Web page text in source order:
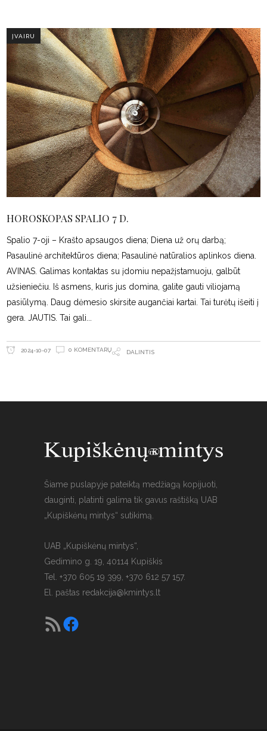
ĮVAIRU
HOROSKOPAS SPALIO 7 D.
Spalio 7-oji – Krašto apsaugos diena; Diena už orų darbą;
Pasaulinė architektūros diena; Pasaulinė natūralios aplinkos diena.
AVINAS. Galimas kontaktas su įdomiu nepažįstamuoju, galbūt
užsieniečiu. Iš asmens, kuris jus domina, galite gauti viliojamą
pasiūlymą. Daug dėmesio skirsite augančiai kartai. Tai turėtų išeiti į
gera. JAUTIS. Tai gali
2024-10-07 0 KOMENTARŲ DALINTIS
Šiame puslapyje pateiktą medžiagą kopijuoti,
dauginti, platinti galima tik gavus raštišką UAB
„Kupiškėnų mintys“ sutikimą.
UAB „Kupiškėnų mintys“,
Gedimino g. 19, 40114 Kupiškis
Tel. +370 605 19 399, +370 612 57 157.
El. paštas redakcija@kmintys.lt